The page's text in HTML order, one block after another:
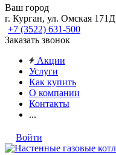
Ваш город
г. Курган, ул. Омская 171Д
+7 (3522) 631-500
Заказать звонок
Акции
Услуги
Как купить
О компании
Контакты
...
Войти